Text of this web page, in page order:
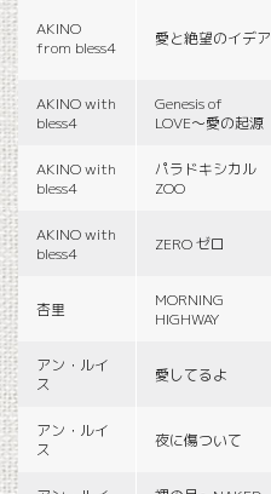
AKINO
from bless4
愛と絶望のイデア
AKINO with
bless4
Genesis of
LOVE〜愛の起源
AKINO with
bless4
パラドキシカル
ZOO
AKINO with
bless4
ZERO ゼロ
杏里
MORNING
HIGHWAY
アン・ルイ
ス
愛してるよ
アン・ルイ
ス
夜に傷ついて